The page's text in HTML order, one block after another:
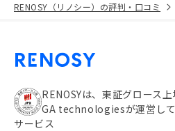
RENOSY（リノシー）の評判・口コミ
RENOSYは、東証グロース
GA technologiesが運営して
サービス